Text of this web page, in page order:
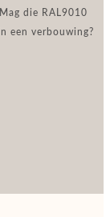
die RAL9010
een verbouwing?